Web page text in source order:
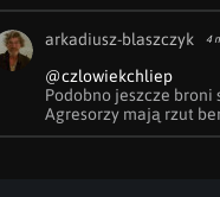
arkadiusz-blaszczyk 4
@czlowiekchliep
Podobno jeszcze broni
Agresorzy mają rzut